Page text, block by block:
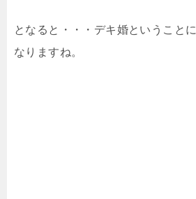
となると・・・デキ婚ということに
なりますね。